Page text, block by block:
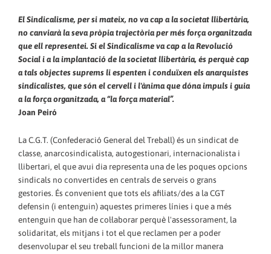
El Sindicalisme, per si mateix, no va cap a la societat llibertària,
no canviarà la seva pròpia trajectòria per més força organitzada
que ell representei. Si el Sindicalisme va cap a la Revolució
Social i a la implantació de la societat llibertària, és perquè cap
a tals objectes suprems li espenten i conduïxen els anarquistes
sindicalistes, que són el cervell i l'ànima que dóna impuls i guia
a la força organitzada, a “la força material”.
Joan Peiró
La C.G.T. (Confederació General del Treball) és un sindicat de
classe, anarcosindicalista, autogestionari, internacionalista i
llibertari, el que avui dia representa una de les poques opcions
sindicals no convertides en centrals de serveis o grans
gestories. És convenient que tots els afiliats/des a la CGT
defensin (i entenguin) aquestes primeres línies i que a més
entenguin que han de col·laborar perquè l'assessorament, la
solidaritat, els mitjans i tot el que reclamen per a poder
desenvolupar el seu treball funcioni de la millor manera